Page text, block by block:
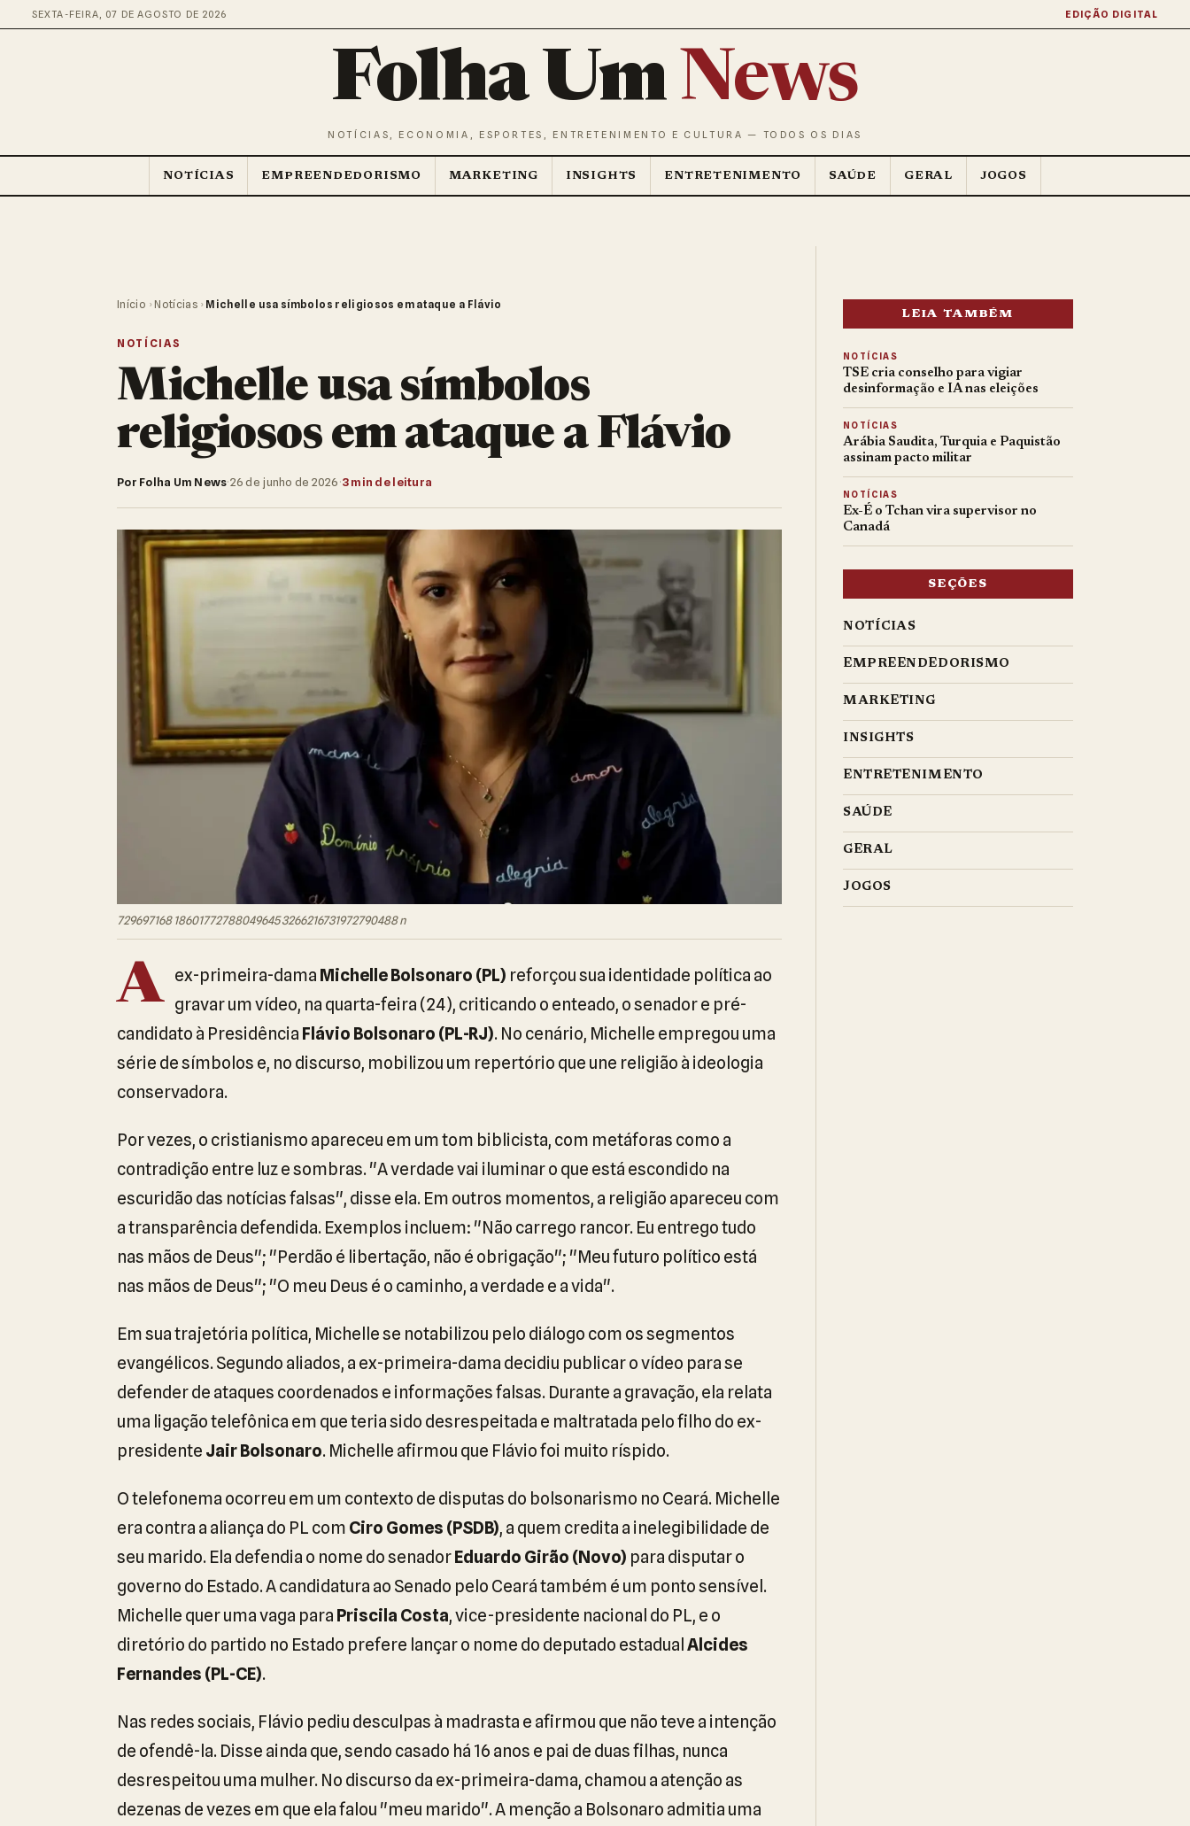
SEXTA-FEIRA, 07 DE AGOSTO DE 2026 EDIÇÃO DIGITAL
Folha Um News
NOTÍCIAS, ECONOMIA, ESPORTES, ENTRETENIMENTO E CULTURA — TODOS OS DIAS
NOTÍCIAS EMPREENDEDORISMO MARKETING INSIGHTS ENTRETENIMENTO SAÚDE GERAL JOGOS
Início › Notícias › Michelle usa símbolos religiosos em ataque a Flávio
NOTÍCIAS
Michelle usa símbolos
religiosos em ataque a Flávio
Por Folha Um News·26 de junho de 2026·3 min de leitura
729697168 18601772788049645 3266216731972790488 n
A ex-primeira-dama Michelle Bolsonaro (PL) reforçou sua identidade política ao
gravar um vídeo, na quarta-feira (24), criticando o enteado, o senador e pré-
candidato à Presidência Flávio Bolsonaro (PL-RJ). No cenário, Michelle empregou uma
série de símbolos e, no discurso, mobilizou um repertório que une religião à ideologia
conservadora.
Por vezes, o cristianismo apareceu em um tom biblicista, com metáforas como a
contradição entre luz e sombras. "A verdade vai iluminar o que está escondido na
escuridão das notícias falsas", disse ela. Em outros momentos, a religião apareceu com
a transparência defendida. Exemplos incluem: "Não carrego rancor. Eu entrego tudo
nas mãos de Deus"; "Perdão é libertação, não é obrigação"; "Meu futuro político está
nas mãos de Deus"; "O meu Deus é o caminho, a verdade e a vida".
Em sua trajetória política, Michelle se notabilizou pelo diálogo com os segmentos
evangélicos. Segundo aliados, a ex-primeira-dama decidiu publicar o vídeo para se
defender de ataques coordenados e informações falsas. Durante a gravação, ela relata
uma ligação telefônica em que teria sido desrespeitada e maltratada pelo filho do ex-
presidente Jair Bolsonaro. Michelle afirmou que Flávio foi muito ríspido.
O telefonema ocorreu em um contexto de disputas do bolsonarismo no Ceará. Michelle
era contra a aliança do PL com Ciro Gomes (PSDB), a quem credita a inelegibilidade de
seu marido. Ela defendia o nome do senadorEduardo Girão (Novo) para disputar o
governo do Estado. A candidatura ao Senado pelo Ceará também é um ponto sensível.
Michelle quer uma vaga para Priscila Costa, vice-presidente nacional do PL, e o
diretório do partido no Estado prefere lançar o nome do deputado estadual Alcides
Fernandes (PL-CE).
Nas redes sociais, Flávio pediu desculpas à madrasta e afirmou que não teve a intenção
de ofendê-la. Disse ainda que, sendo casado há 16 anos e pai de duas filhas, nunca
desrespeitou uma mulher. No discurso da ex-primeira-dama, chamou a atenção as
dezenas de vezes em que ela falou "meu marido". A menção a Bolsonaro admitia uma
LEIA TAMBÉM
NOTÍCIAS
TSE cria conselho para vigiar
desinformação e IA nas eleições
NOTÍCIAS
Arábia Saudita, Turquia e Paquistão
assinam pacto militar
NOTÍCIAS
Ex-É o Tchan vira supervisor no
Canadá
SEÇÕES
NOTÍCIAS
EMPREENDEDORISMO
MARKETING
INSIGHTS
ENTRETENIMENTO
SAÚDE
GERAL
JOGOS